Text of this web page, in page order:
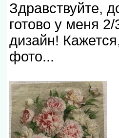
Здравствуйте,
готово у меня
дизайн!
фото...